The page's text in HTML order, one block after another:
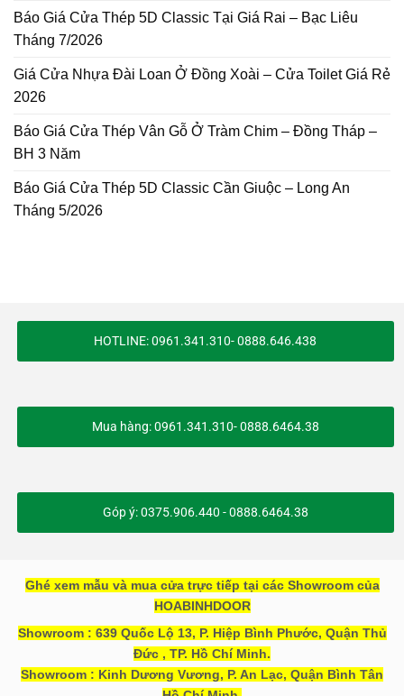
Báo Giá Cửa Thép 5D Classic Tại Giá Rai – Bạc Liêu
Tháng 7/2026
Giá Cửa Nhựa Đài Loan Ở Đồng Xoài – Cửa Toilet Giá Rẻ
2026
Báo Giá Cửa Thép Vân Gỗ Ở Tràm Chim – Đồng Tháp –
BH 3 Năm
Báo Giá Cửa Thép 5D Classic Cần Giuộc – Long An
Tháng 5/2026
HOTLINE: 0961.341.310- 0888.646.438
Mua hàng: 0961.341.310- 0888.6464.38
Góp ý: 0375.906.440 - 0888.6464.38
Ghé xem mẫu và mua cửa trực tiếp tại các Showroom của
HOABINHDOOR
Showroom : 639 Quốc Lộ 13, P. Hiệp Bình Phước, Quận Thủ
Đức , TP. Hồ Chí Minh.
Showroom : Kinh Dương Vương, P. An Lạc, Quận Bình Tân